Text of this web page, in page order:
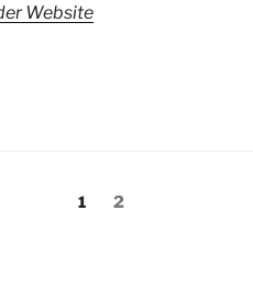
Website
Seite
1 Seite
2